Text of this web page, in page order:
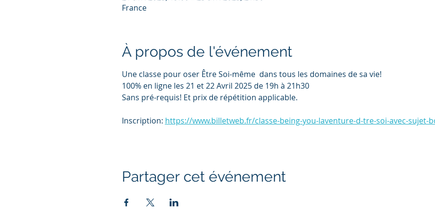
France
À propos de l'événement
Une classe pour oser Être Soi-même  dans tous les domaines de sa vie!
100% en ligne les 21 et 22 Avril 2025 de 19h à 21h30
Sans pré-requis! Et prix de répétition applicable.
Inscription: https://www.billetweb.fr/classe-being-you-laventure-d-tre-soi-avec-sujet-
Partager cet événement